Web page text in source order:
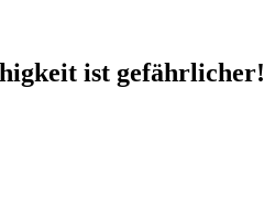
ist gefährlicher!